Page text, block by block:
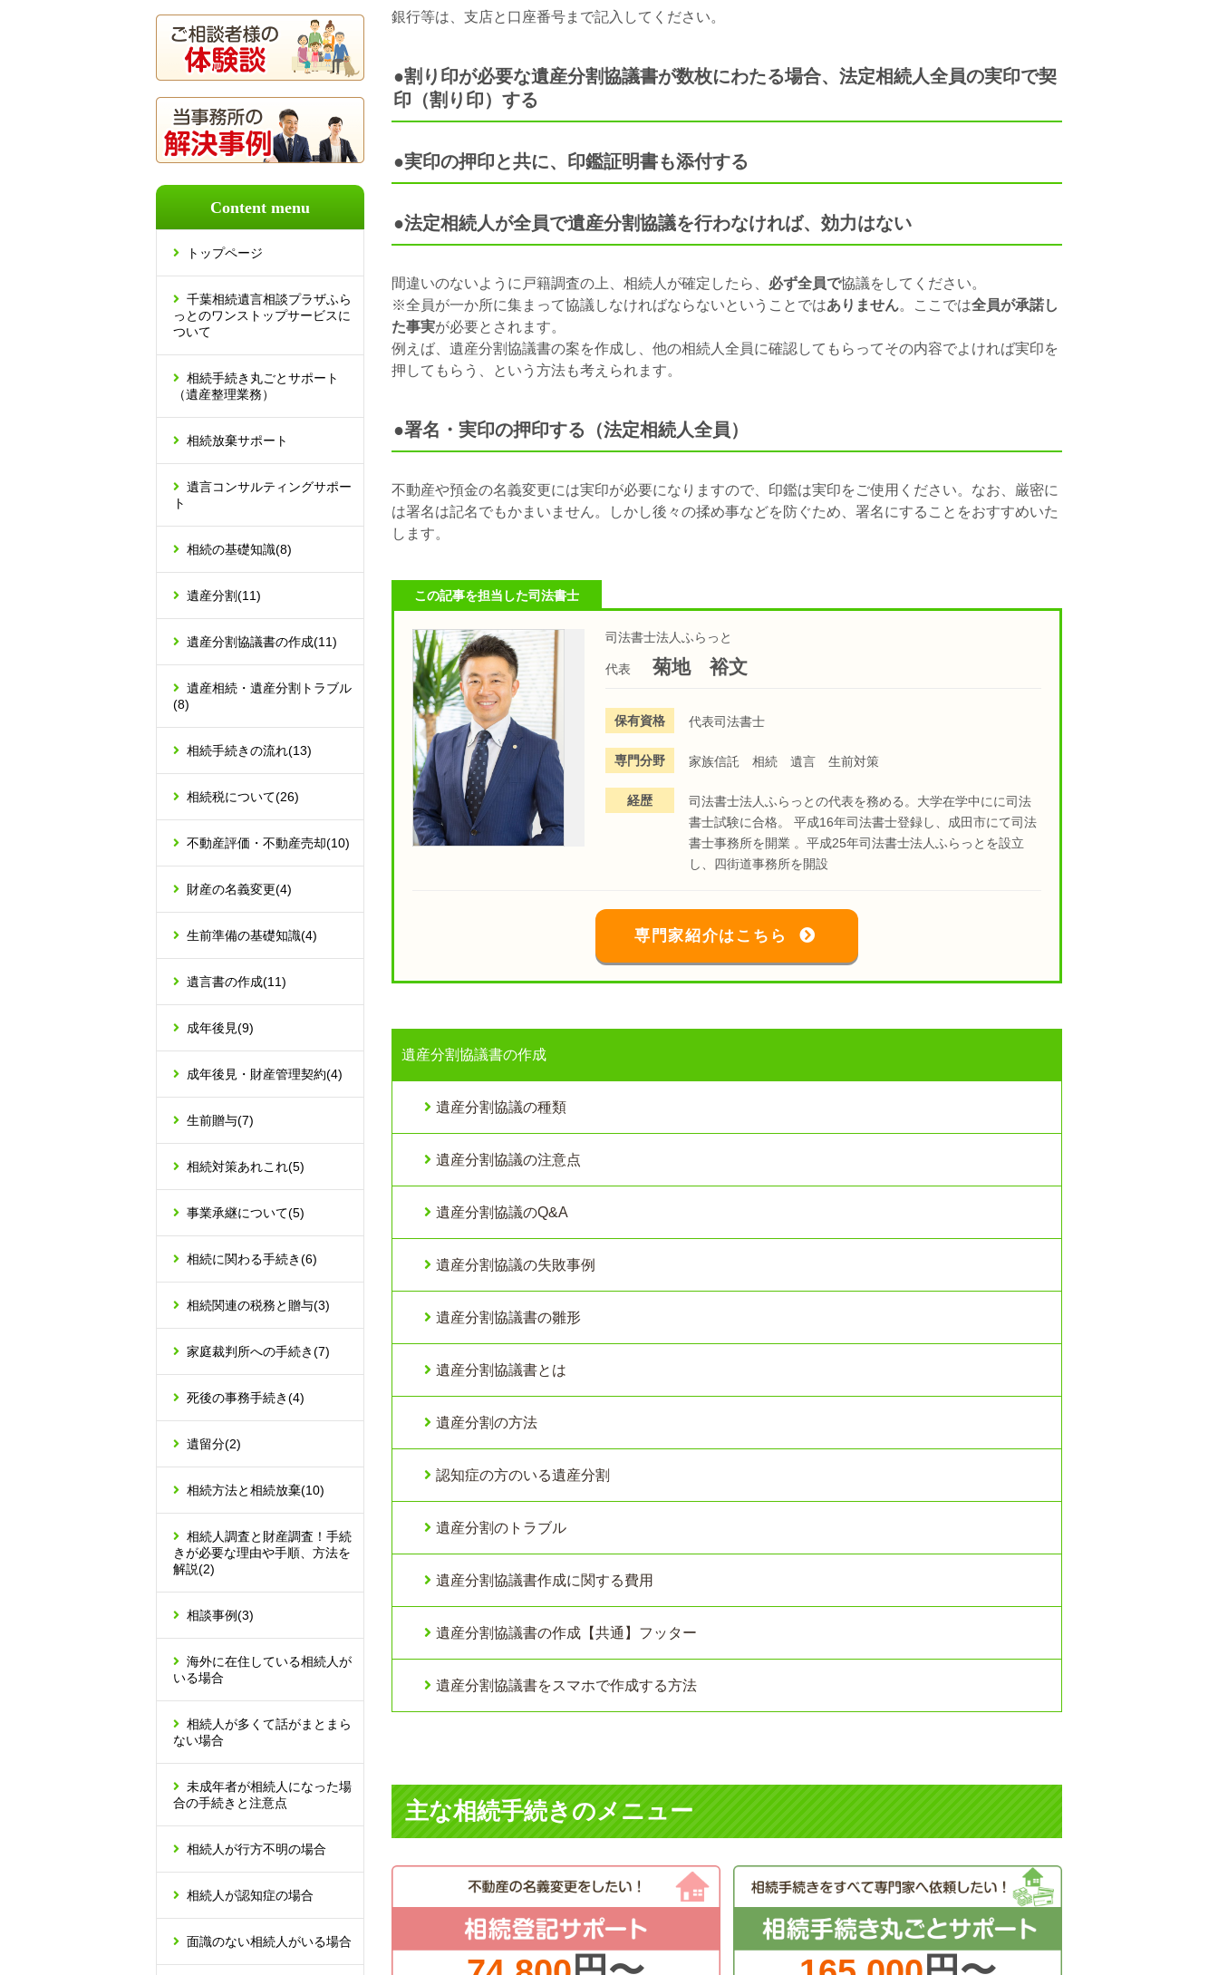
銀行等は、支店と口座番号まで記入してください。
●割り印が必要な遺産分割協議書が数枚にわたる場合、法定相続人全員の実印で契
印（割り印）する
●実印の押印と共に、印鑑証明書も添付する
●法定相続人が全員で遺産分割協議を行わなければ、効力はない
間違いのないように戸籍調査の上、相続人が確定したら、 必ず全員で協議をしてください。
※全員が一か所に集まって協議しなければならないということではありません。ここでは全員が承諾し
た事実が必要とされます。
例えば、遺産分割協議書の案を作成し、他の相続人全員に確認してもらってその内容でよければ実印を
押してもらう、という方法も考えられます。
●署名・実印の押印する（法定相続人全員）
不動産や預金の名義変更には実印が必要になりますので、印鑑は実印をご使用ください。なお、厳密に
は署名は記名でもかまいません。しかし後々の揉め事などを防ぐため、署名にすることをおすすめいた
します。
この記事を担当した司法書士
司法書士法人ふらっと
代表 菊地 裕文
保有資格 代表司法書士
専門分野 家族信託 相続 遺言 生前対策
経歴
司法書士法人ふらっとの代表を務める。大学在学中にに司法
書士試験に合格。 平成16年司法書士登録し、成田市にて司法
書士事務所を開業 。平成25年司法書士法人ふらっとを設立
し、四街道事務所を開設
専門家紹介はこちら
遺産分割協議書の作成
遺産分割協議の種類
遺産分割協議の注意点
遺産分割協議のQ&A
遺産分割協議の失敗事例
遺産分割協議書の雛形
遺産分割協議書とは
遺産分割の方法
認知症の方のいる遺産分割
遺産分割のトラブル
遺産分割協議書作成に関する費用
遺産分割協議書の作成【共通】フッター
遺産分割協議書をスマホで作成する方法
主な相続手続きのメニュー
Content menu
トップページ
千葉相続遺言相談プラザふら
っとのワンストップサービスに
ついて
相続手続き丸ごとサポート
（遺産整理業務）
相続放棄サポート
遺言コンサルティングサポー
ト
相続の基礎知識(8)
遺産分割(11)
遺産分割協議書の作成(11)
遺産相続・遺産分割トラブル
(8)
相続手続きの流れ(13)
相続税について(26)
不動産評価・不動産売却(10)
財産の名義変更(4)
生前準備の基礎知識(4)
遺言書の作成(11)
成年後見(9)
成年後見・財産管理契約(4)
生前贈与(7)
相続対策あれこれ(5)
事業承継について(5)
相続に関わる手続き(6)
相続関連の税務と贈与(3)
家庭裁判所への手続き(7)
死後の事務手続き(4)
遺留分(2)
相続方法と相続放棄(10)
相続人調査と財産調査！手続
きが必要な理由や手順、方法を
解説(2)
相談事例(3)
海外に在住している相続人が
いる場合
相続人が多くて話がまとまら
ない場合
未成年者が相続人になった場
合の手続きと注意点
相続人が行方不明の場合
相続人が認知症の場合
面識のない相続人がいる場合